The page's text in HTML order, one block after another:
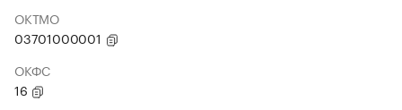
ОКТМО
03701000001
ОКФС
16